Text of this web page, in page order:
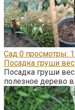
Сад 0 просмотры:
Посадка груши
Посадка груши
полезное дерево